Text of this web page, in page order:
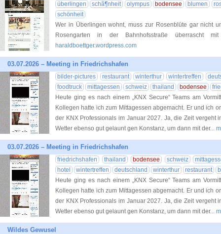
überlingen schã¶nheit olympus bodensee blumen
schönheit
Wer in Überlingen wohnt, muss zur Rosenblüte gar nicht
Rosengarten in der Bahnhofsstraße überrascht
haraldboettger.wordpress.com
03.07.2026 – Meeting in Friedrichshafen
bilder-pictures restaurant winterthur wintertreffen
foodtruck
mittagessen schweiz thailand bodensee
Heute ging es nach einem „KNX Secure“ Teams am
Kollegen hatte ich zum Mittagessen abgemacht. Er und ich
der KNX Professionals im Januar 2027. Ja, die Zeit vergeht
Wetter ebenso gut gelaunt gen Konstanz, um dann mit der...
03.07.2026 – Meeting in Friedrichshafen
friedrichshafen thailand bodensee schweiz
hotel
wintertreffen deutschland winterthur restaurant
Heute ging es nach einem „KNX Secure“ Teams am
Kollegen hatte ich zum Mittagessen abgemacht. Er und ich
der KNX Professionals im Januar 2027. Ja, die Zeit vergeht
Wetter ebenso gut gelaunt gen Konstanz, um dann mit der...
Wildes Gewusel